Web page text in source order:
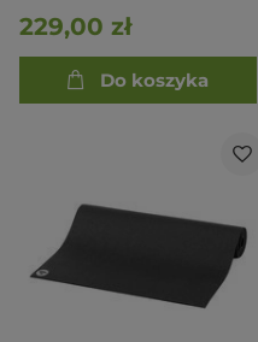
229,00 zł
Do koszyka